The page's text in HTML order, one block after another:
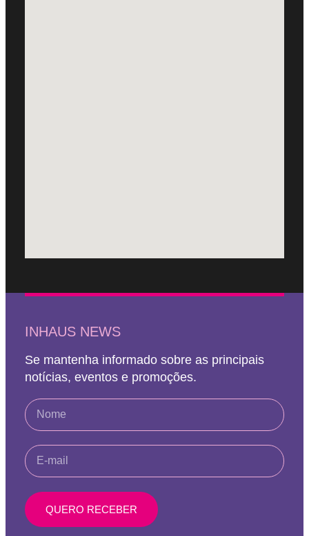
INHAUS NEWS
Se mantenha informado sobre as principais
notícias, eventos e promoções.
QUERO RECEBER